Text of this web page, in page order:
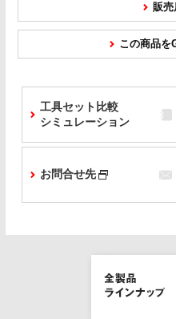
販売
この商品を
工具セット比較
シミュレーション
お問合せ先